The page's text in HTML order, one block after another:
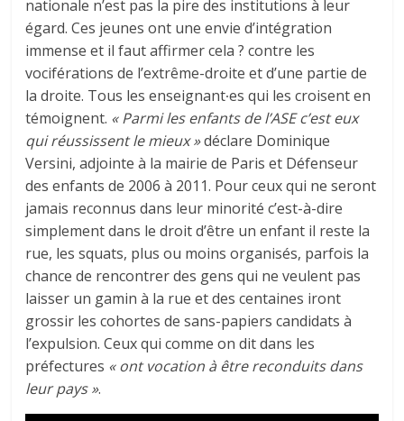
nationale n’est pas la pire des institutions à leur
égard. Ces jeunes ont une envie d’intégration
immense et il faut affirmer cela ? contre les
vociférations de l’extrême-droite et d’une partie de
la droite. Tous les enseignant∙es qui les croisent en
témoignent. « Parmi les enfants de l’ASE c’est eux
qui réussissent le mieux »déclare Dominique
Versini, adjointe à la mairie de Paris et Défenseur
des enfants de 2006 à 2011. Pour ceux qui ne seront
jamais reconnus dans leur minorité c’est-à-dire
simplement dans le droit d’être un enfant il reste la
rue, les squats, plus ou moins organisés, parfois la
chance de rencontrer des gens qui ne veulent pas
laisser un gamin à la rue et des centaines iront
grossir les cohortes de sans-papiers candidats à
l’expulsion. Ceux qui comme on dit dans les
préfectures « ont vocation à être reconduits dans
leur pays ».